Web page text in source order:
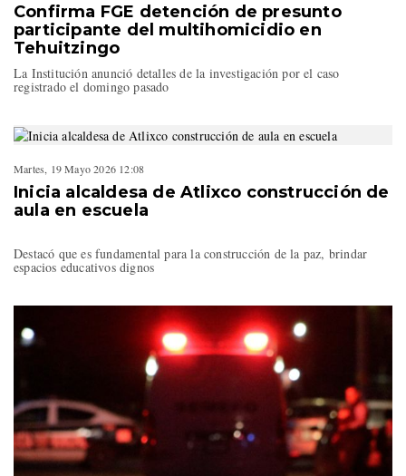
Confirma FGE detención de presunto
participante del multihomicidio en
Tehuitzingo
La Institución anunció detalles de la investigación por el caso
registrado el domingo pasado
Martes, 19 Mayo 2026 12:08
Inicia alcaldesa de Atlixco construcción de
aula en escuela
Destacó que es fundamental para la construcción de la paz, brindar
espacios educativos dignos